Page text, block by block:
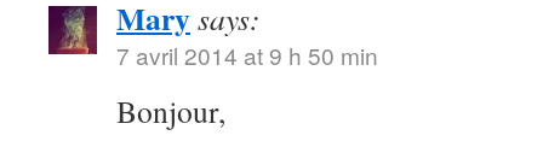
Marysays:
7 avril 2014 at 9 h 50 min
Bonjour,